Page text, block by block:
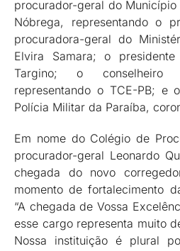
procurador-geral do
Nóbrega, representando o
procuradora-geral do
Elvira Samara; o
Targino; o conselheiro
representando o TCE-PB; e
Polícia Militar da Paraíba,
Em nome do Colégio de
procurador-geral Leonardo
chegada do novo
momento de fortalecimento
“A chegada de Vossa
esse cargo representa muito
Nossa instituição é plural